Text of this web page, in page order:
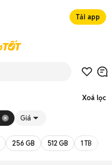
Tải app
Xoá lọc
Giá
256 GB 512 GB 1 TB